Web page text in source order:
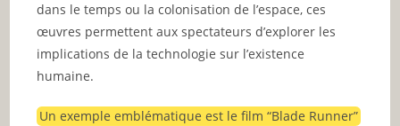
dans le temps ou la colonisation de l’espace, ces
œuvres permettent aux spectateurs d’explorer les
implications de la technologie sur l’existence
humaine.
Un exemple emblématique est le film “Blade Runner”